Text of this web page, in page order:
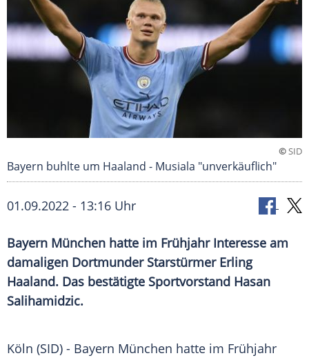
©SID
Bayern buhlte um Haaland - Musiala "unverkäuflich"
01.09.2022 - 13:16 Uhr
Bayern München hatte im Frühjahr Interesse am
damaligen Dortmunder Starstürmer Erling
Haaland. Das bestätigte Sportvorstand Hasan
Salihamidzic.
Köln (SID) - Bayern München hatte im Frühjahr